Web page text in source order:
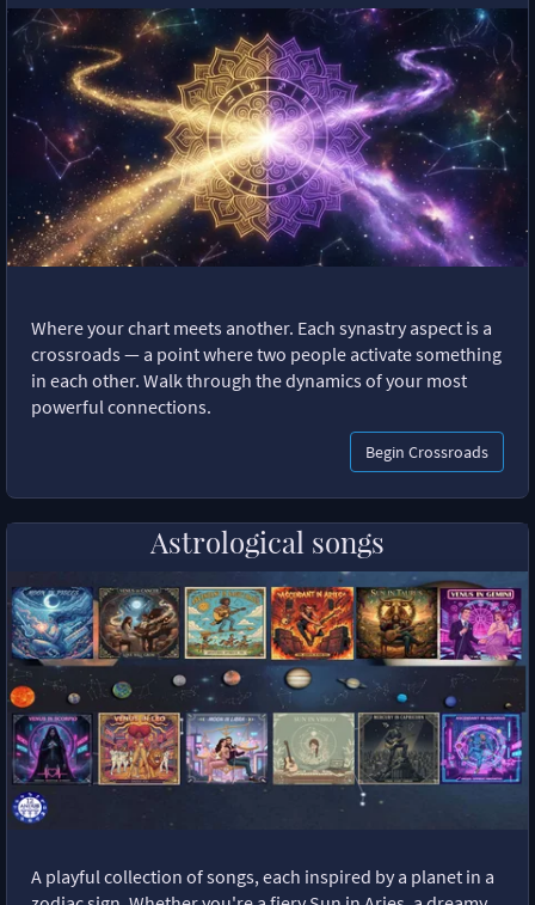
Where your chart meets another. Each synastry aspect is a
crossroads — a point where two people activate something
in each other. Walk through the dynamics of your most
powerful connections.
Begin Crossroads
Astrological songs
A playful collection of songs, each inspired by a planet in a